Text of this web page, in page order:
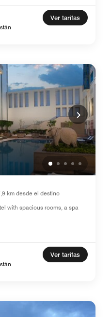
Ver tarifas
km desde el destino
with spacious rooms, a spa
Ver tarifas